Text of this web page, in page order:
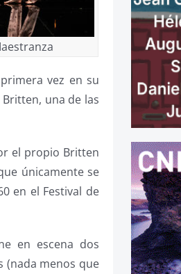
vez en su
una de las
el propio Britten
únicamente se
en el Festival de
en escena dos
(nada menos que